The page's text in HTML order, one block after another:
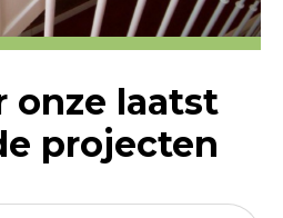
onze laatst
projecten